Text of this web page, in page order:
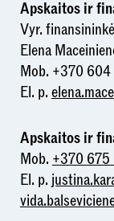
Apskaitos ir
Vyr. finansininkė
Elena
Mob. +370
El. p.
Apskaitos ir
Mob. +370 675
El. p.